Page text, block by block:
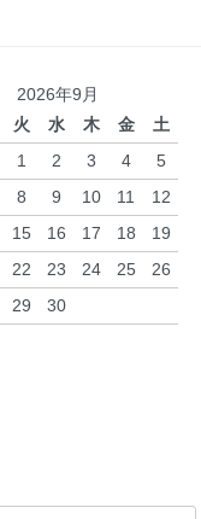
2026年9月
火 水 木 金
土
1
2 3 4
5
8 9 10 11
12
15 16 17 18
19
22 23 24 25
26
29 30